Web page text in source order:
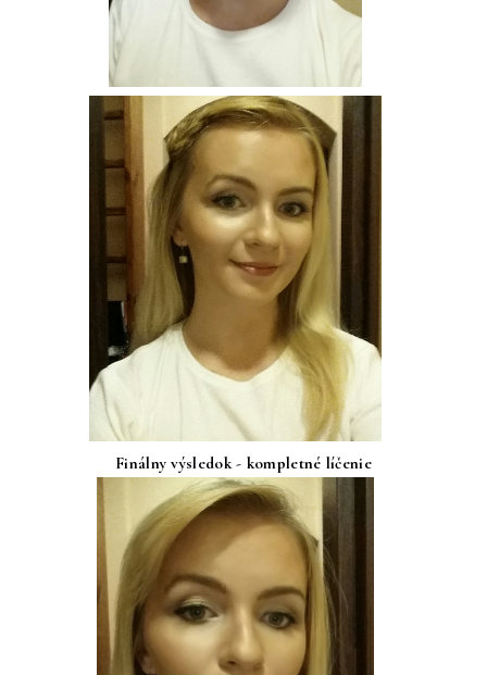
Finálny výsledok - kompletné líčenie